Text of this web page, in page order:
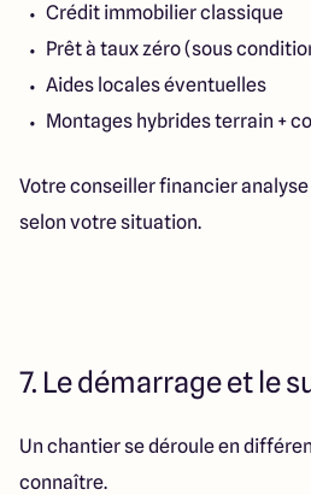
Crédit immobilier classique
Prêt à taux zéro (sous
Aides locales éventuelles
Montages hybrides terrain +
Votre conseiller financier
selon votre situation.
7. Le démarrage et le
Un chantier se déroule en
connaître.